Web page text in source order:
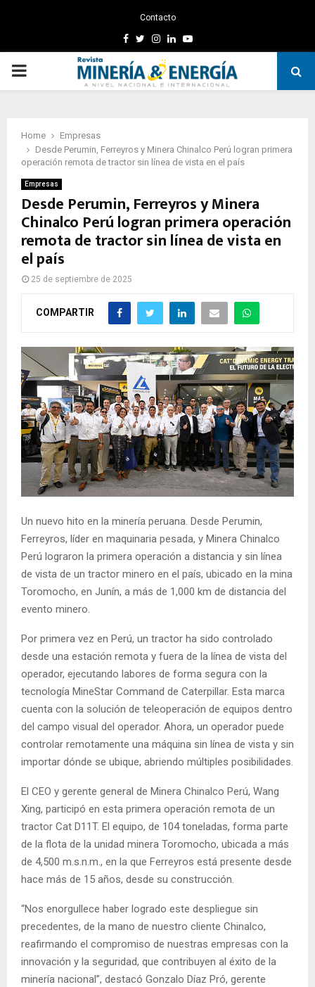
Contacto
Facebook
TwitterInstagram
LinkedinYoutube
PRIMARY
Home
Empresas
Desde Perumin, Ferreyros y Minera Chinalco Perú logran primera
operación remota de tractor sin línea de vista en el país
Empresas
Desde Perumin, Ferreyros y Minera
Chinalco Perú logran primera operación
remota de tractor sin línea de vista en
el país
25 de septiembre de 2025
COMPARTIR
Un nuevo hito en la minería peruana. Desde Perumin,
Ferreyros, líder en maquinaria pesada, y Minera Chinalco
Perú lograron la primera operación a distancia y sin línea
de vista de un tractor minero en el país, ubicado en la mina
Toromocho, en Junín, a más de 1,000 km de distancia del
evento minero.
Por primera vez en Perú, un tractor ha sido controlado
desde una estación remota y fuera de la línea de vista del
operador, ejecutando labores de forma segura con la
tecnología MineStar Command de Caterpillar. Esta marca
cuenta con la solución de teleoperación de equipos dentro
del campo visual del operador. Ahora, un operador puede
controlar remotamente una máquina sin línea de vista y sin
importar dónde se ubique, abriendo múltiples posibilidades.
El CEO y gerente general de Minera Chinalco Perú, Wang
Xing, participó en esta primera operación remota de un
tractor Cat D11T. El equipo, de 104 toneladas, forma parte
de la flota de la unidad minera Toromocho, ubicada a más
de 4,500 m.s.n.m., en la que Ferreyros está presente desde
hace más de 15 años, desde su construcción.
“Nos enorgullece haber logrado este despliegue sin
precedentes, de la mano de nuestro cliente Chinalco,
reafirmando el compromiso de nuestras empresas con la
innovación y la seguridad, que contribuyen al éxito de la
minería nacional”, destacó Gonzalo Díaz Pró, gerente